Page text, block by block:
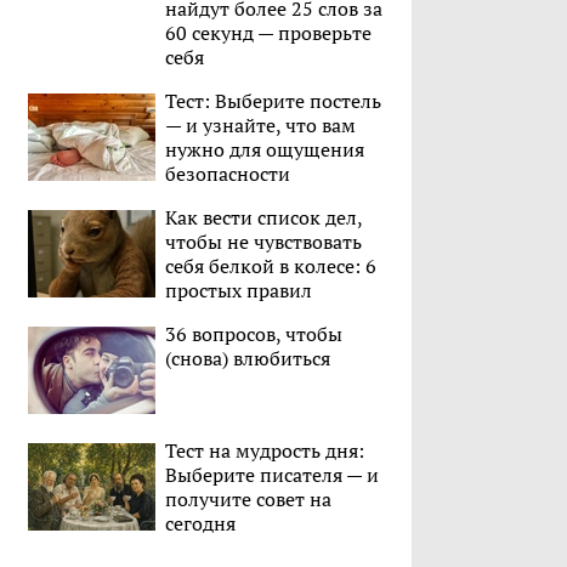
найдут более 25 слов за
60 секунд — проверьте
себя
Тест: Выберите постель
— и узнайте, что вам
нужно для ощущения
безопасности
Как вести список дел,
чтобы не чувствовать
себя белкой в колесе: 6
простых правил
36 вопросов, чтобы
(снова) влюбиться
Тест на мудрость дня:
Выберите писателя — и
получите совет на
сегодня